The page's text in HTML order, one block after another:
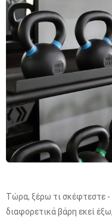
Τώρα, ξέρω τι σκέφτεστε
διαφορετικά βάρη εκεί